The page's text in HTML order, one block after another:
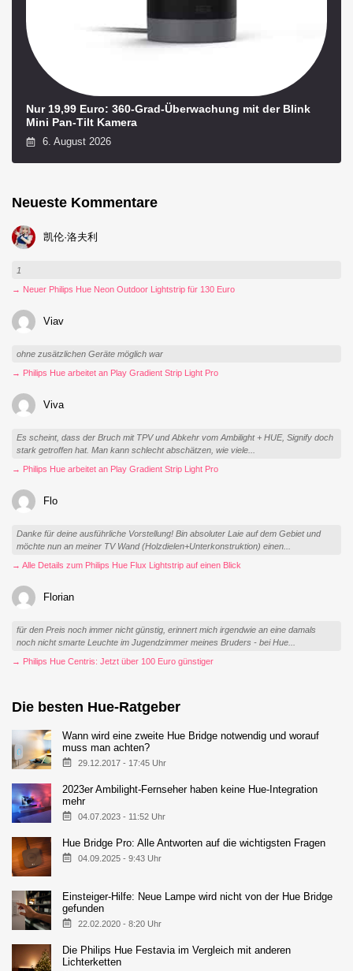
Nur 19,99 Euro: 360-Grad-Überwachung mit der Blink
Mini Pan-Tilt Kamera
6. August 2026
Neueste Kommentare
凯伦·洛夫利
1
→ Neuer Philips Hue Neon Outdoor Lightstrip für 130 Euro
Viav
ohne zusätzlichen Geräte möglich war
→ Philips Hue arbeitet an Play Gradient Strip Light Pro
Viva
Es scheint, dass der Bruch mit TPV und Abkehr vom Ambilight + HUE, Signify doch
stark getroffen hat. Man kann schlecht abschätzen, wie viele...
→ Philips Hue arbeitet an Play Gradient Strip Light Pro
Flo
Danke für deine ausführliche Vorstellung! Bin absoluter Laie auf dem Gebiet und
möchte nun an meiner TV Wand (Holzdielen+Unterkonstruktion) einen...
→ Alle Details zum Philips Hue Flux Lightstrip auf einen Blick
Florian
für den Preis noch immer nicht günstig, erinnert mich irgendwie an eine damals
noch nicht smarte Leuchte im Jugendzimmer meines Bruders - bei Hue...
→ Philips Hue Centris: Jetzt über 100 Euro günstiger
Die besten Hue-Ratgeber
Wann wird eine zweite Hue Bridge notwendig und worauf
muss man achten?
29.12.2017 - 17:45 Uhr
2023er Ambilight-Fernseher haben keine Hue-Integration
mehr
04.07.2023 - 11:52 Uhr
Hue Bridge Pro: Alle Antworten auf die wichtigsten Fragen
04.09.2025 - 9:43 Uhr
Einsteiger-Hilfe: Neue Lampe wird nicht von der Hue Bridge
gefunden
22.02.2020 - 8:20 Uhr
Die Philips Hue Festavia im Vergleich mit anderen
Lichterketten